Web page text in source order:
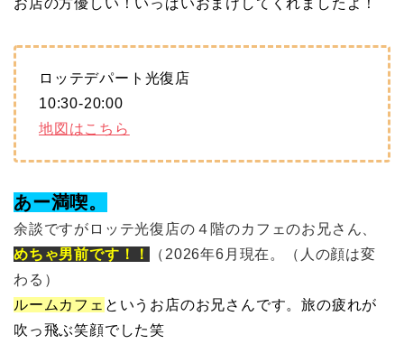
ロッテデパート光復店
10:30-20:00
地図はこちら
あー満喫。
余談ですがロッテ光復店の４階のカフェのお兄さん、
めちゃ男前です！！
（2026年6月現在。（人の顔は変
わる）
ルームカフェ というお店のお兄さんです。旅の疲れが
吹っ飛ぶ笑顔でした笑